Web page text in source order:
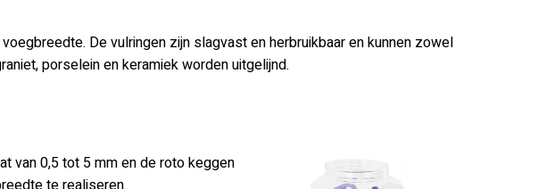
De vulringen zijn slagvast en herbruikbaar en kunnen zowel
porselein en keramiek worden uitgelijnd.
van 0,5 tot 5 mm en de roto keggen